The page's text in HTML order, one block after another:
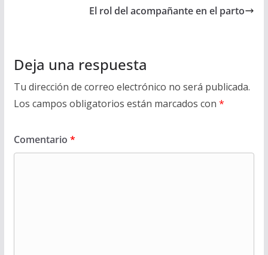
El rol del acompañante en el parto
Deja una respuesta
Tu dirección de correo electrónico no será publicada.
Los campos obligatorios están marcados con *
Comentario *